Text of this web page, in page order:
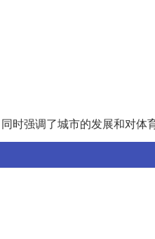
时强调了城市的发展和对体